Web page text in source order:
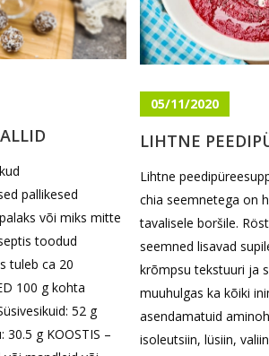
pallikesed
või miks mitte
toodud
tuleb ca 20
100 g kohta
52 g
30.5 g KOOSTIS –
05/11/2020
LIHTNE
Lihtne
chia seemnetega on
tavalisele boršile.
seemned lisavad
krõmpsu tekstuuri ja
muuhulgas ka kõiki
asendamatuid
isoleutsiin, lüsiin,